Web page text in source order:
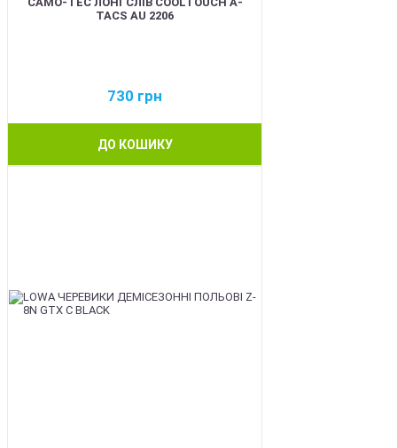
TACS AU 2206
730 грн
ДО КОШИКУ